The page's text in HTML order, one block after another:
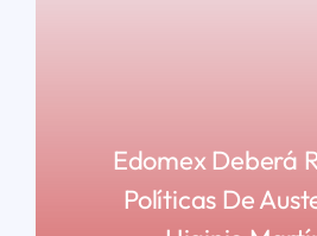
Edomex Deberá
Políticas De